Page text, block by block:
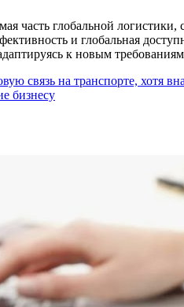
часть глобальной
и глобальная
к новым
связь на транспорте, хотя
бизнесу